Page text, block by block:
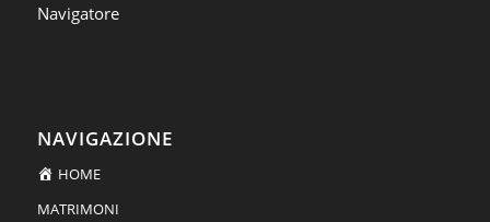
Navigatore
NAVIGAZIONE
HOME
MATRIMONI